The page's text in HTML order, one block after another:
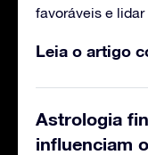
favoráveis e
Leia o artigo
Astrologia
influenciam